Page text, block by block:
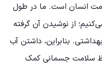
انسان است. ما در طول
از نوشیدن آن گرفته
بنابراین، داشتن آب
سلامت جسمانی کمک